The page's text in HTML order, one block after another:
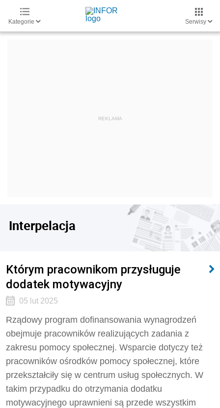
Kategorie Serwisy
Interpelacja
Którym pracownikom przysługuje
dodatek motywacyjny
05 lut 2025
Rządowy program dofinansowania wynagrodzeń
obejmuje pracowników realizujących zadania z
zakresu pomocy społecznej. Wsparcie dotyczy też
pracowników ośrodków pomocy społecznej, które
przekształciły się w centrum usług społecznych. W
takim przypadku do otrzymania dodatku
motywacyjnego uprawnieni są przede wszystkim